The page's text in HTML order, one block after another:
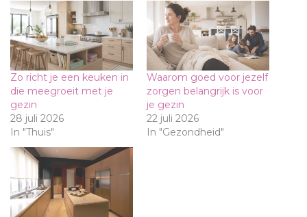
Zo richt je een keuken in
die meegroeit met je
gezin
28 juli 2026
In "Thuis"
Waarom goed voor jezelf
zorgen belangrijk is voor
je gezin
22 juli 2026
In "Gezondheid"